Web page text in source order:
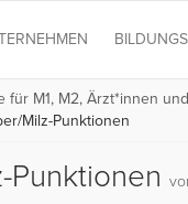
für M1, M2, Ärzt*innen
Milz-Punktionen
Punktionen